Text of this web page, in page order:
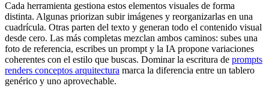
Cada herramienta gestiona estos elementos visuales de forma
distinta. Algunas priorizan subir imágenes y reorganizarlas en una
cuadrícula. Otras parten del texto y generan todo el contenido visual
desde cero. Las más completas mezclan ambos caminos: subes una
foto de referencia, escribes un prompt y la IA propone variaciones
coherentes con el estilo que buscas. Dominar la escritura de prompts
renders conceptos arquitectura marca la diferencia entre un tablero
genérico y uno aprovechable.